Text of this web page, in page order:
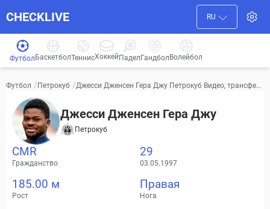
CHECKLIVE RU
Футбол БаскетболТеннисХоккей ПаделГандбол Волейбол
Футбол / Петрокуб /Джесси Дженсен Гера Джу Петрокуб Видео, трансфер
Джесси Дженсен Гера Джу
Петрокуб
CMR
Гражданство
29
03.05.1997
185.00 м
Рост
Правая
Нога